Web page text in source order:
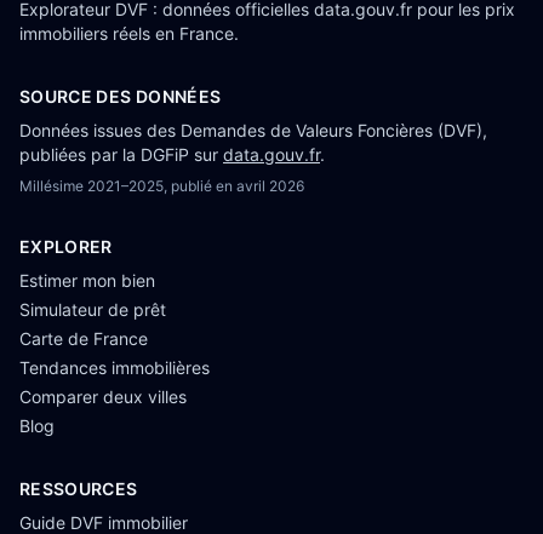
Explorateur DVF : données officielles data.gouv.fr pour les prix
immobiliers réels en France.
SOURCE DES DONNÉES
Données issues des Demandes de Valeurs Foncières (DVF),
publiées par la DGFiP sur data.gouv.fr.
Millésime 2021–2025, publié en avril 2026
EXPLORER
Estimer mon bien
Simulateur de prêt
Carte de France
Tendances immobilières
Comparer deux villes
Blog
RESSOURCES
Guide DVF immobilier